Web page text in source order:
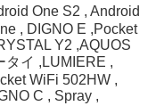
One S2 , Android
, DIGNO E ,Pocket
Y2 ,AQUOS
タイ ,LUMIERE ,
WiFi 502HW ,
C , Spray ,